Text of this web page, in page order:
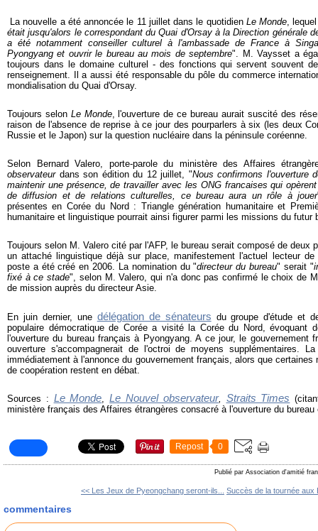
La nouvelle a été annoncée le 11 juillet dans le quotidien Le Monde,
était jusqu'alors le correspondant du Quai d'Orsay à la Direction générale
a été notamment conseiller culturel à l'ambassade de France à
Pyongyang et ouvrir le bureau au mois de septembre". M. Vaysset a
toujours dans le domaine culturel - des fonctions qui servent souvent
renseignement. Il a aussi été responsable du pôle du commerce
mondialisation du Quai d'Orsay.
Toujours selon Le Monde, l'ouverture de ce bureau aurait suscité des
raison de l'absence de reprise à ce jour des pourparlers à six (les deux
Russie et le Japon) sur la question nucléaire dans la péninsule coréenne.
Selon Bernard Valero, porte-parole du ministère des Affaires
observateurdans son édition du 12 juillet, "Nous confirmons l'ouverture
maintenir une présence, de travailler avec les ONG francaises qui
de diffusion et de relations culturelles, ce bureau aura un rôle à jouer
présentes en Corée du Nord : Triangle génération humanitaire et
humanitaire et linguistique pourrait ainsi figurer parmi les missions du futur
Toujours selon M. Valero cité par l'AFP, le bureau serait composé de deux
un attaché linguistique déjà sur place, manifestement l'actuel lecteur
poste a été créé en 2006. La nomination du "directeur du bureau" serait "
fixé à ce stade", selon M. Valero, qui n'a donc pas confirmé le choix de
de mission auprès du directeur Asie.
En juin dernier, une délégation de sénateurs du groupe d'étude et
populaire démocratique de Corée a visité la Corée du Nord, évoquant
l'ouverture du bureau français à Pyongyang. A ce jour, le gouvernement
ouverture s'accompagnerait de l'octroi de moyens supplémentaires.
immédiatement à l'annonce du gouvernement français, alors que certaines
de coopération restent en débat.
Sources : Le Monde,Le Nouvel observateur, Straits Times
ministère français des Affaires étrangères consacré à l'ouverture du bureau
Repost 0
Publié par Association d'amitié
<< Les Jeux de Pyeongchang seront-ils... Succès de la tournée aux
commentaires